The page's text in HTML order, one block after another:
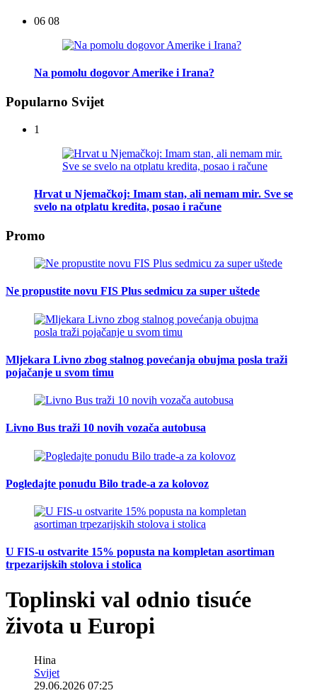
06 08
Na pomolu dogovor Amerike i Irana?
Popularno Svijet
1
Hrvat u Njemačkoj: Imam stan, ali nemam mir. Sve se
svelo na otplatu kredita, posao i račune
Promo
Ne propustite novu FIS Plus sedmicu za super uštede
Mljekara Livno zbog stalnog povećanja obujma posla traži
pojačanje u svom timu
Livno Bus traži 10 novih vozača autobusa
Pogledajte ponudu Bilo trade-a za kolovoz
U FIS-u ostvarite 15% popusta na kompletan asortiman
trpezarijskih stolova i stolica
Toplinski val odnio tisuće
života u Europi
Hina
Svijet
29.06.2026 07:25